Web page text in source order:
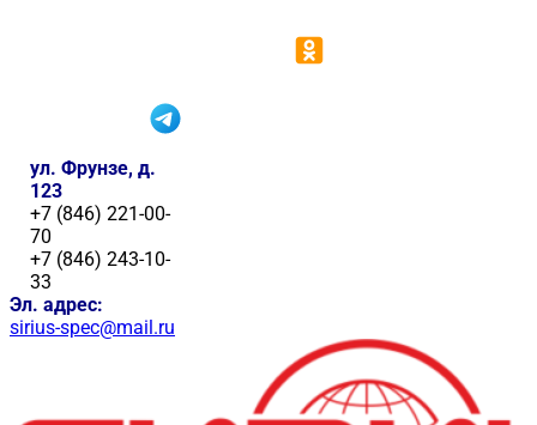
ул. Фрунзе, д.
123
+7 (846) 221-00-
70
+7 (846) 243-10-
33
Эл. адрес:
sirius-spec@mail.ru